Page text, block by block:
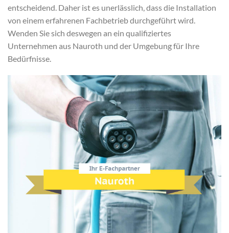
entscheidend. Daher ist es unerlässlich, dass die Installation
von einem erfahrenen Fachbetrieb durchgeführt wird.
Wenden Sie sich deswegen an ein qualifiziertes
Unternehmen aus Nauroth und der Umgebung für Ihre
Bedürfnisse.